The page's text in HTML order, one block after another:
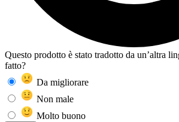
Questo prodotto è stato tradotto da un’altra
fatto?
Da migliorare
Non male
Molto buono